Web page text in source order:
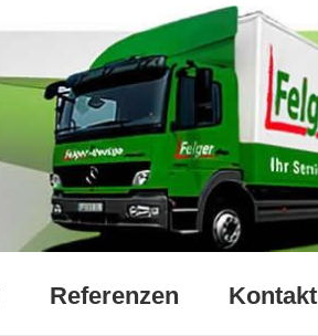
Referenzen Kontakt